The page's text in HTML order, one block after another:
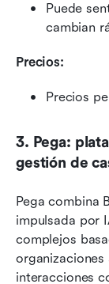
Puede
cambian
Precios:
Precios
3. Pega:
gestión de
Pega combina
impulsada por
complejos
interacciones